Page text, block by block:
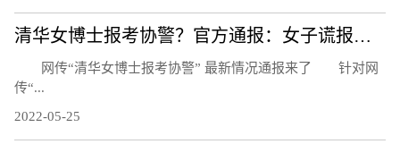
清华女博士报考协警？官方通报：女子谎报学历
网传“清华女博士报考协警” 最新情况通报来了 针对网
传“...
2022-05-25